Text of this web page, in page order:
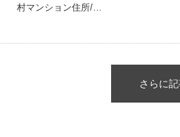
村マンション住所/…
さらに